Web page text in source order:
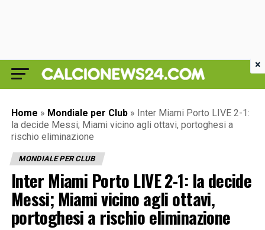
Home » Mondiale per Club » Inter Miami Porto LIVE 2-1:
la decide Messi; Miami vicino agli ottavi, portoghesi a
rischio eliminazione
MONDIALE PER CLUB
Inter Miami Porto LIVE 2-1: la decide
Messi; Miami vicino agli ottavi,
portoghesi a rischio eliminazione
×